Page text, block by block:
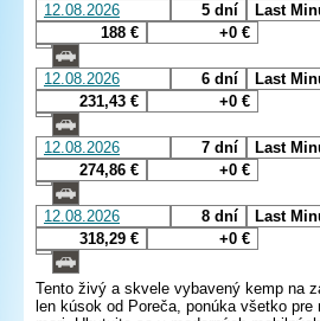
12.08.2026 5 dní
Last
188 €
+0 €
12.08.2026 6 dní
Last
231,43 €
+0 €
12.08.2026 7 dní
Last
274,86 €
+0 €
12.08.2026 8 dní
Last
318,29 €
+0 €
Tento živý a skvele vybavený kemp na
len kúsok od Poreča, ponúka všetko pre